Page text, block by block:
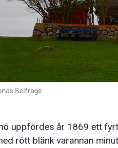
Belfrage
uppfördes år 1869 ett
rött blänk varannan